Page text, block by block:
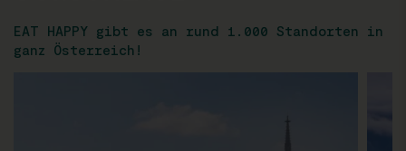
EAT HAPPY gibt es an rund 1.000 Standorten in
ganz Österreich!